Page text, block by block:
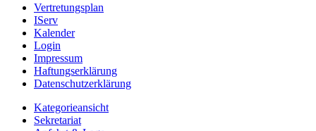
Vertretungsplan
IServ
Kalender
Login
Impressum
Haftungserklärung
Datenschutzerklärung
Kategorieansicht
Sekretariat